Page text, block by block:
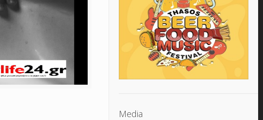
Media